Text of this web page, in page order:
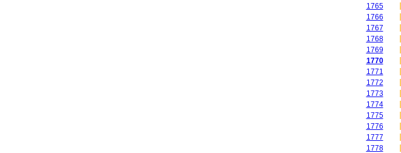
1765
1766
1767
1768
1769
1770
1771
1772
1773
1774
1775
1776
1777
1778